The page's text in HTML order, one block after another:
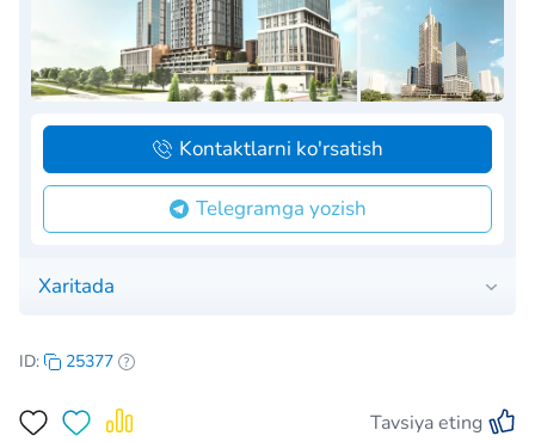
Xaritada
Telegramga yozish
Kontaktlarni ko'rsatish
ID: 25377
Tavsiya eting